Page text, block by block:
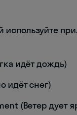
идёт дождь)
идёт снег)
(Ветер дует